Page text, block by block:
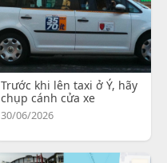
Trước khi lên taxi ở Ý, hãy
chụp cánh cửa xe
30/06/2026